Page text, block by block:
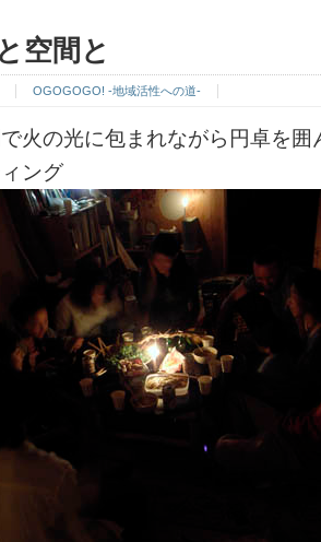
空間と
OGOGOGO! -地域活性への道-
火の光に包まれながら円卓を
ング